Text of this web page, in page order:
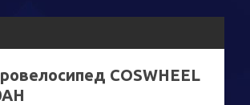
COSWHEEL